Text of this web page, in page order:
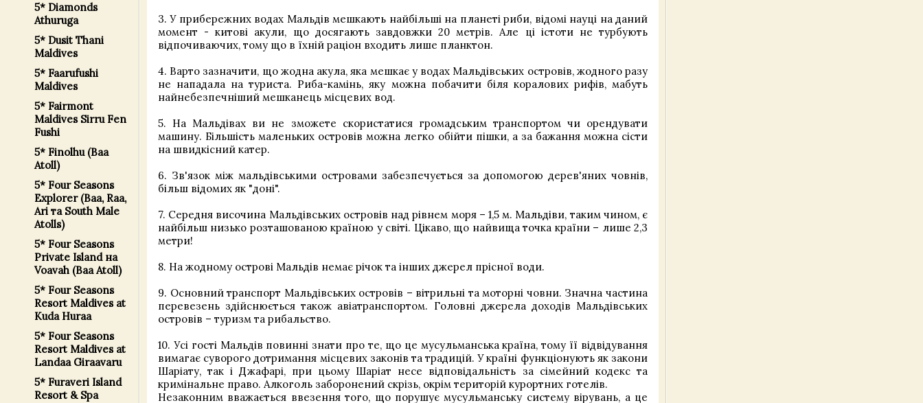
5* Diamonds
Athuruga
5* Dusit Thani
Maldives
5* Faarufushi
Maldives
5* Fairmont
Maldives Sirru Fen
Fushi
5* Finolhu (Baa
Atoll)
5* Four Seasons
Explorer (Baa, Raa,
Ari та South Male
Atolls)
5* Four Seasons
Private Island на
Voavah (Baa Atoll)
5* Four Seasons
Resort Maldives at
Kuda Huraa
5* Four Seasons
Resort Maldives at
Landaa Giraavaru
5* Furaveri Island
Resort & Spa
3. У прибережних водах Мальдів мешкають найбільші на планеті риби, відомі науці на даний
момент - китові акули, що досягають завдовжки 20 метрів. Але ці істоти не турбують
відпочиваючих, тому що в їхній раціон входить лише планктон.
4. Варто зазначити, що жодна акула, яка мешкає у водах Мальдівських островів, жодного разу
не нападала на туриста. Риба-камінь, яку можна побачити біля коралових рифів, мабуть
найнебезпечніший мешканець місцевих вод.
5. На Мальдівах ви не зможете скористатися громадським транспортом чи орендувати
машину. Більшість маленьких островів можна легко обійти пішки, а за бажання можна сісти
на швидкісний катер.
6. Зв'язок між мальдівськими островами забезпечується за допомогою дерев'яних човнів,
більш відомих як "доні".
7. Середня височина Мальдівських островів над рівнем моря – 1,5 м. Мальдіви, таким чином, є
найбільш низько розташованою країною у світі. Цікаво, що найвища точка країни – лише 2,3
метри!
8. На жодному острові Мальдів немає річок та інших джерел прісної води.
9. Основний транспорт Мальдівських островів – вітрильні та моторні човни. Значна частина
перевезень здійснюється також авіатранспортом. Головні джерела доходів Мальдівських
островів – туризм та рибальство.
10. Усі гості Мальдів повинні знати про те, що це мусульманська країна, тому її відвідування
вимагає суворого дотримання місцевих законів та традицій. У країні функціонують як закони
Шаріату, так і Джафарі, при цьому Шаріат несе відповідальність за сімейний кодекс та
кримінальне право. Алкоголь заборонений скрізь, окрім територій курортних готелів.
Незаконним вважається ввезення того, що порушує мусульманську систему вірувань, а це